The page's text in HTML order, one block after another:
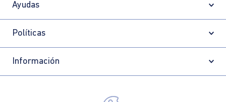
Ayudas
Políticas
Información